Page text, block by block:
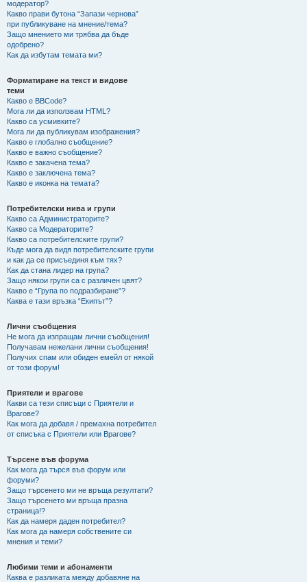
модератор?
Какво прави бутона “Запази чернова”
при публикуване на мнение/тема?
Защо мнението ми трябва да бъде
одобрено?
Как да избутам темата ми?
Форматиране на текст и видове
теми
Какво е BBCode?
Мога ли да използвам HTML?
Какво са усмивките?
Мога ли да публикувам изображения?
Какво е глобално съобщение?
Какво е важно съобщение?
Какво е закачена тема?
Какво е заключена тема?
Какво е иконка на темата?
Потребителски нива и групи
Какво са Администраторите?
Какво са Модераторите?
Какво са потребителските групи?
Къде мога да видя потребителските групи
и как да се присъединя към тях?
Как да стана лидер на група?
Защо някои групи са с различен цвят?
Какво е “Група по подразбиране”?
Каква е тази връзка “Екипът”?
Лични съобщения
Не мога да изпращам лични съобщения!
Получавам нежелани лични съобщения!
Получих спам или обиден емейл от някой
от този форум!
Приятели и врагове
Какви са тези списъци с Приятели и
Врагове?
Как мога да добавя / премахна потребител
от списъка с Приятели или Врагове?
Търсене във форума
Как мога да търся във форум или
форуми?
Защо търсенето ми не връща резултати?
Защо търсенето ми връща празна
страница!?
Как да намеря даден потребител?
Как мога да намеря собствените си
мнения и теми?
Любими теми и абонаменти
Каква е разликата между добавяне на